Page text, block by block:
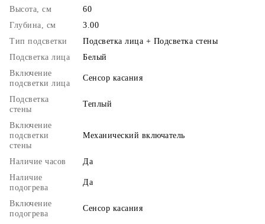
Высота, см
60
Глубина, см
3.00
Тип подсветки
Подсветка лица + Подсветка стены
Подсветка лица
Белый
Включение
подсветки лица
Сенсор касания
Подсветка
стены
Теплый
Включение
подсветки
стены
Механический включатель
Наличие часов
Да
Наличие
подогрева
Да
Включение
подогрева
Сенсор касания